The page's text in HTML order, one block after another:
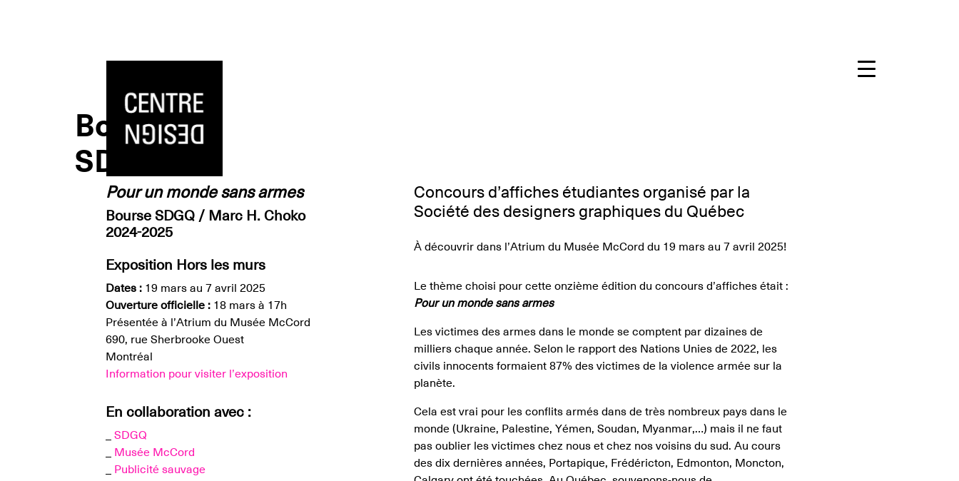
Bourse
SDGQ
Marc
H.
Choko
2024-
2025
Mar
Pour un monde sans armes
Bourse SDGQ / Marc H. Choko
2024-2025
Exposition Hors les murs
Dates : 19 mars au 7 avril 2025
Ouverture officielle : 18 mars à 17h
Présentée à l’Atrium du Musée McCord
690, rue Sherbrooke Ouest
Montréal
Information pour visiter l’exposition
En collaboration avec :
_SDGQ
Musée McCord
Publicité sauvage
Concours d’affiches étudiantes organisé par la
Société des designers graphiques du Québec
À découvrir dans l’Atrium du Musée McCord du 19 mars au 7 avril 2025!
Le thème choisi pour cette onzième édition du concours d’affiches était :
Pour un monde sans armes
Les victimes des armes dans le monde se comptent par dizaines de
milliers chaque année. Selon le rapport des Nations Unies de 2022, les
civils innocents formaient 87% des victimes de la violence armée sur la
planète.
Cela est vrai pour les conflits armés dans de très nombreux pays dans le
monde (Ukraine, Palestine, Yémen, Soudan, Myanmar,…) mais il ne faut
pas oublier les victimes chez nous et chez nos voisins du sud. Au cours
des dix dernières années, Portapique, Frédéricton, Edmonton, Moncton,